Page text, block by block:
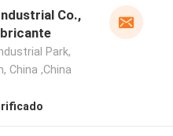
Co.,
Park,
China ,China